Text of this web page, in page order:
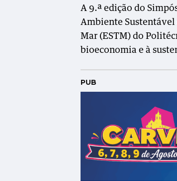
A 9.ª edição do
Ambiente Sustentável
Mar (ESTM) do
bioeconomia e à
PUB